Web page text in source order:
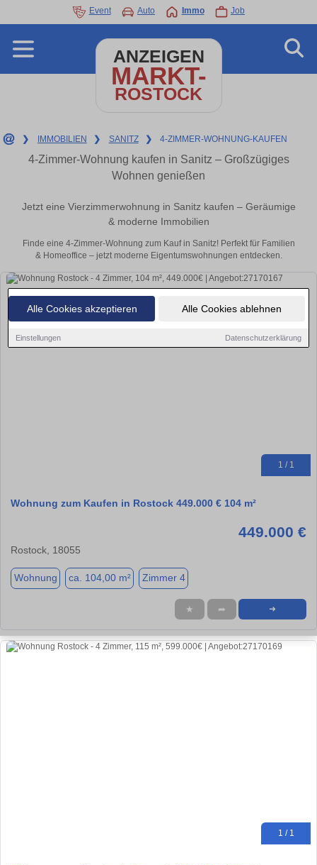
Alle Cookies akzeptieren Alle Cookies ablehnen
Einstellungen Datenschutzerklärung
Event Auto Immo Job
ANZEIGEN
MARKT-
ROSTOCK
❯ IMMOBILIEN ❯ SANITZ ❯ 4-ZIMMER-WOHNUNG-KAUFEN
4-Zimmer-Wohnung kaufen in Sanitz – Großzügiges
Wohnen genießen
Jetzt eine Vierzimmerwohnung in Sanitz kaufen – Geräumige
& moderne Immobilien
Finde eine 4-Zimmer-Wohnung zum Kauf in Sanitz! Perfekt für Familien
& Homeoffice – jetzt moderne Eigentumswohnungen entdecken.
1 / 1
Wohnung zum Kaufen in Rostock 449.000 € 104 m²
449.000 €
Rostock, 18055
Wohnung ca. 104,00 m² Zimmer 4
★ ➦ ➜
1 / 1